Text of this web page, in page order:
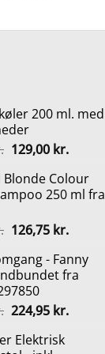
oprindelige
200 ml. med
Den
pris
var:
129,00 kr.Den
pris
er:
Blonde Colour
250 ml fra
Den
pris
var:
169,00 kr..
126,75 kr.Den
pris
er:
- Fanny
fra
Den
pris
224,95 kr.Den
Elektrisk